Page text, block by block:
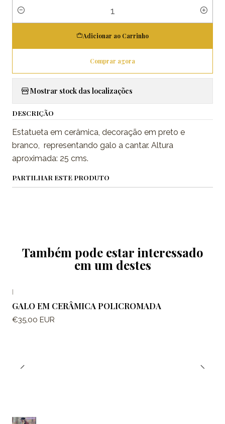
Quantidade
Adicionar ao Carrinho
Comprar agora
Mostrar stock das localizações
DESCRIÇÃO
Estatueta em cerâmica, decoração em preto e
branco, representando galo a cantar. Altura
aproximada: 25 cms.
PARTILHAR ESTE PRODUTO
Também pode estar interessado
em um destes
|
GALO EM CERÂMICA POLICROMADA
€35,00 EUR